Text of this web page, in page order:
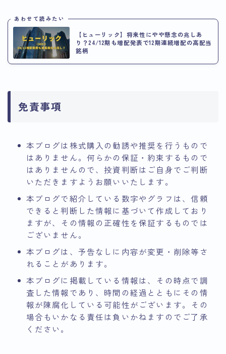
あわせて読みたい
【ヒューリック】将来性にやや懸念の兆しあ
り？24/12期も増配発表で12期連続増配の高配当
銘柄
免責事項
本ブログは株式購入の勧誘や推奨を行うもので
はありません。何らかの保証・約束するもので
はありませんので、投資判断はご自身でご判断
いただきますようお願いいたします。
本ブログで紹介している数字やグラフは、信頼
できると判断した情報に基づいて作成しており
ますが、その情報の正確性を保証するものでは
ございません。
本ブログは、予告なしに内容が変更・削除等さ
れることがあります。
本ブログに掲載している情報は、その時点で調
査した情報であり、時間の経過とともにその情
報が陳腐化している可能性がございます。その
場合もいかなる責任は負いかねますのでご了承
ください。